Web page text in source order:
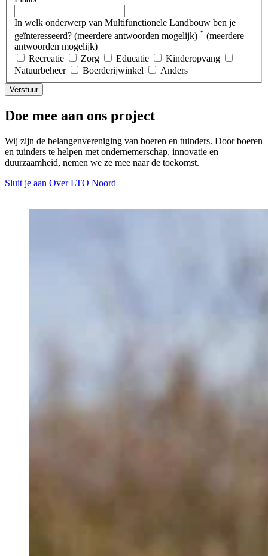
In welk onderwerp van Multifunctionele Landbouw ben je
geïnteresseerd? (meerdere antwoorden mogelijk) * (meerdere
antwoorden mogelijk)
Recreatie
Zorg Educatie
Kinderopvang
Natuurbeheer
Boerderijwinkel Anders
Verstuur
Doe mee aan ons project
Wij zijn de belangenvereniging van boeren en tuinders. Door boeren
en tuinders te helpen met ondernemerschap, innovatie en
duurzaamheid, nemen we ze mee naar de toekomst.
Sluit je aan Over LTO Noord